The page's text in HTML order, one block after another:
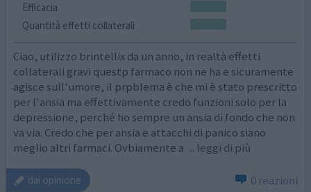
Efficacia
Quantità effetti collaterali
Ciao, utilizzo brintellix da un anno, in realtà effetti
collaterali gravi questp farmaco non ne ha e sicuramente
agisce sull'umore, il prpblema è che mi è stato prescritto
per l'ansia ma effettivamente credo funzioni solo per la
depressione, perché ho sempre un ansia di fondo che non
va via. Credo che per ansia e attacchi di panico siano
meglio altri farmaci. Ovbiamente a ... leggi di più
dai opinione 0 reazioni